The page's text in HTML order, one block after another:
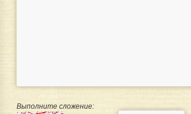
Выполните сложение: